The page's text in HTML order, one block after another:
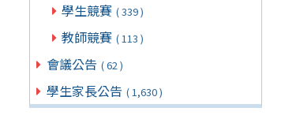
學生競賽 ( 339 )
教師競賽 ( 113 )
會議公告 ( 62 )
學生家長公告 ( 1,630 )